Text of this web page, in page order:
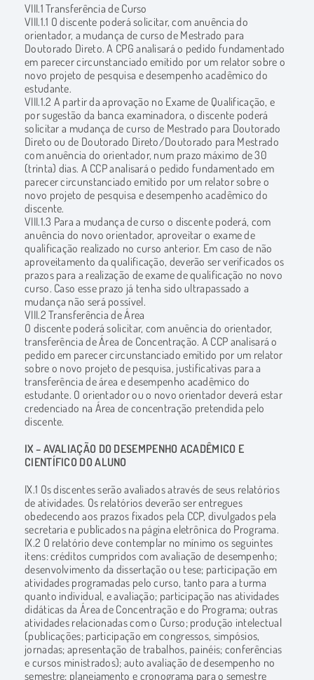
VIII.1 Transferência de Curso
VIII.1.1 O discente poderá solicitar, com anuência do
orientador, a mudança de curso de Mestrado para
Doutorado Direto. A CPG analisará o pedido fundamentado
em parecer circunstanciado emitido por um relator sobre o
novo projeto de pesquisa e desempenho acadêmico do
estudante.
VIII.1.2 A partir da aprovação no Exame de Qualificação, e
por sugestão da banca examinadora, o discente poderá
solicitar a mudança de curso de Mestrado para Doutorado
Direto ou de Doutorado Direto/Doutorado para Mestrado
com anuência do orientador, num prazo máximo de 30
(trinta) dias. A CCP analisará o pedido fundamentado em
parecer circunstanciado emitido por um relator sobre o
novo projeto de pesquisa e desempenho acadêmico do
discente.
VIII.1.3 Para a mudança de curso o discente poderá, com
anuência do novo orientador, aproveitar o exame de
qualificação realizado no curso anterior. Em caso de não
aproveitamento da qualificação, deverão ser verificados os
prazos para a realização de exame de qualificação no novo
curso. Caso esse prazo já tenha sido ultrapassado a
mudança não será possível.
VIII.2 Transferência de Área
O discente poderá solicitar, com anuência do orientador,
transferência de Área de Concentração. A CCP analisará o
pedido em parecer circunstanciado emitido por um relator
sobre o novo projeto de pesquisa, justificativas para a
transferência de área e desempenho acadêmico do
estudante. O orientador ou o novo orientador deverá estar
credenciado na Área de concentração pretendida pelo
discente.
IX – AVALIAÇÃO DO DESEMPENHO ACADÊMICO E
CIENTÍFICO DO ALUNO
IX.1 Os discentes serão avaliados através de seus relatórios
de atividades. Os relatórios deverão ser entregues
obedecendo aos prazos fixados pela CCP, divulgados pela
secretaria e publicados na página eletrônica do Programa.
IX.2 O relatório deve contemplar no mínimo os seguintes
itens: créditos cumpridos com avaliação de desempenho;
desenvolvimento da dissertação ou tese; participação em
atividades programadas pelo curso, tanto para a turma
quanto individual, e avaliação; participação nas atividades
didáticas da Área de Concentração e do Programa; outras
atividades relacionadas com o Curso; produção intelectual
(publicações; participação em congressos, simpósios,
jornadas; apresentação de trabalhos, painéis; conferências
e cursos ministrados); auto avaliação de desempenho no
semestre; planejamento e cronograma para o semestre